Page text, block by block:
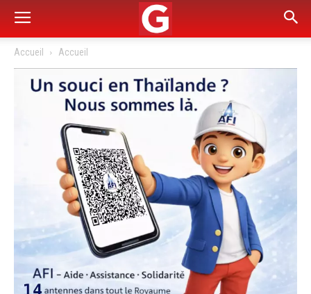
Accueil Accueil